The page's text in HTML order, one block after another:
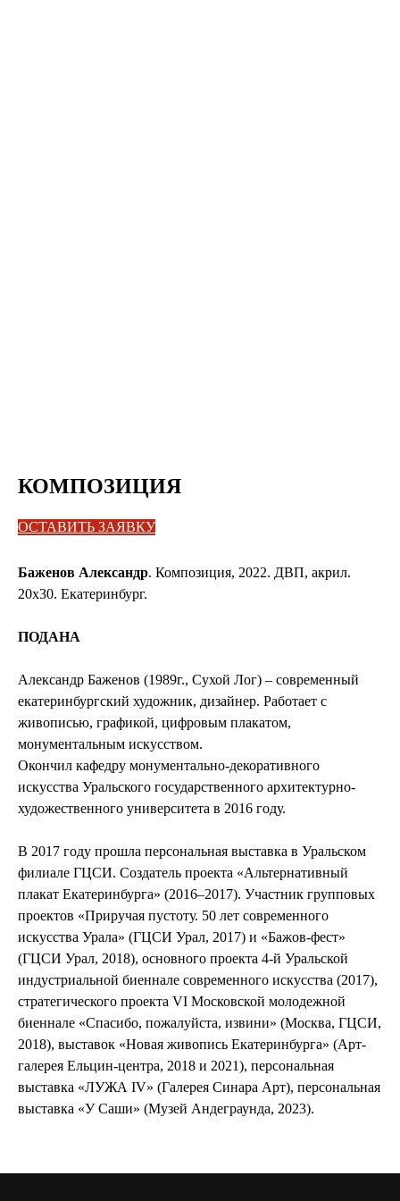
КОМПОЗИЦИЯ
ОСТАВИТЬ ЗАЯВКУ
Баженов Александр. Композиция, 2022. ДВП, акрил.
20х30. Екатеринбург.
ПОДАНА
Александр Баженов (1989г., Сухой Лог) – современный
екатеринбургский художник, дизайнер. Работает с
живописью, графикой, цифровым плакатом,
монументальным искусством.
Окончил кафедру монументально-декоративного
искусства Уральского государственного архитектурно-
художественного университета в 2016 году.
В 2017 году прошла персональная выставка в Уральском
филиале ГЦСИ. Создатель проекта «Альтернативный
плакат Екатеринбурга» (2016–2017). Участник групповых
проектов «Приручая пустоту. 50 лет современного
искусства Урала» (ГЦСИ Урал, 2017) и «Бажов-фест»
(ГЦСИ Урал, 2018), основного проекта 4-й Уральской
индустриальной биеннале современного искусства (2017),
стратегического проекта VI Московской молодежной
биеннале «Спасибо, пожалуйста, извини» (Москва, ГЦСИ,
2018), выставок «Новая живопись Екатеринбурга» (Арт-
галерея Ельцин-центра, 2018 и 2021), персональная
выставка «ЛУЖА IV» (Галерея Синара Арт), персональная
выставка «У Саши» (Музей Андеграунда, 2023).